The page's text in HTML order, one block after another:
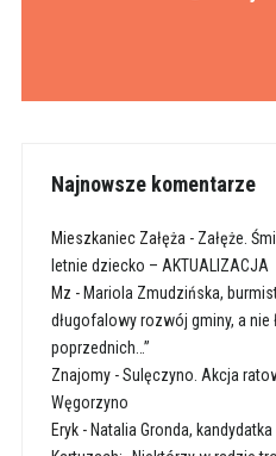
Najnowsze komentarze
Mieszkaniec Załęża - Załęże.
letnie dziecko – AKTUALIZACJA
Mz - Mariola Zmudzińska,
długofalowy rozwój gminy, a nie
poprzednich…”
Znajomy-Sulęczyno. Akcja
Węgorzyno
Eryk- Natalia Gronda,